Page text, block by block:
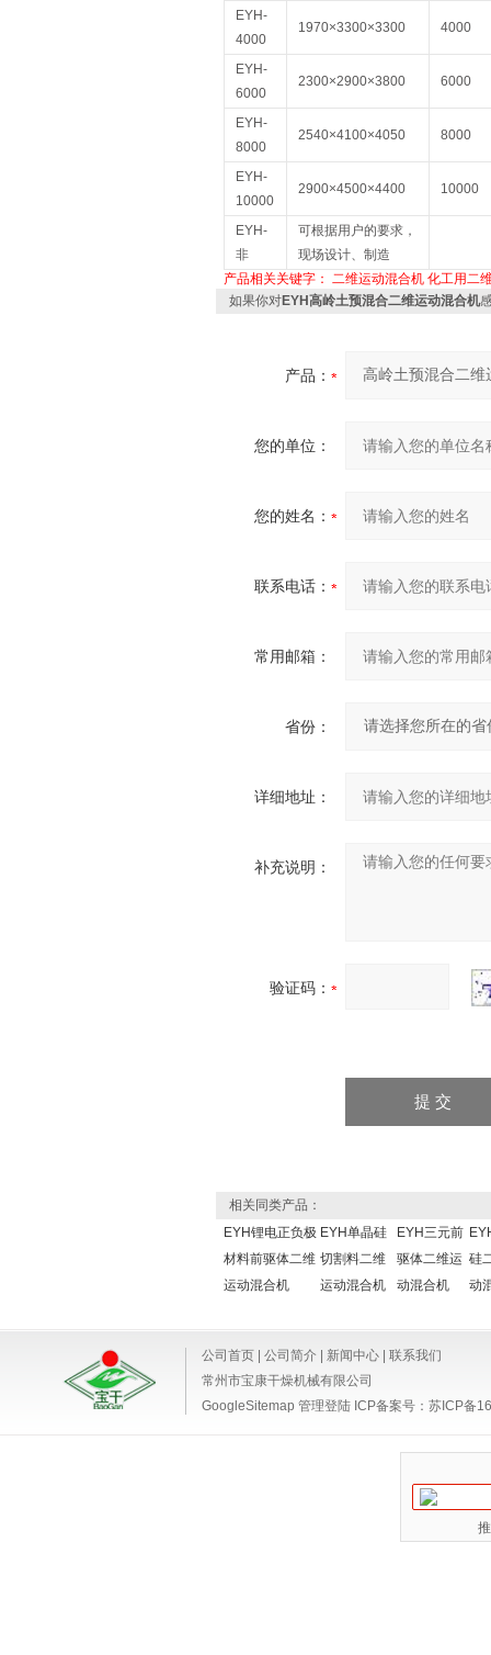
EYH-
4000
1970×3300×3300 4000
EYH-
6000
2300×2900×3800 6000
EYH-
8000
2540×4100×4050 8000
EYH-
10000
2900×4500×4400 10000
EYH-
非
可根据用户的要求，
现场设计、制造
产品相关关键字： 二维运动混合机 化工用二
如果你对EYH高岭土预混合二维运动混合机
产品：
您的单位：
您的姓名：
联系电话：
常用邮箱：
省份：
详细地址：
补充说明：
验证码：
相关同类产品：
EYH锂电正负极
材料前驱体二维
运动混合机
EYH单晶硅
切割料二维
运动混合机
EYH三元前
驱体二维运
动混合机
硅
动
公司首页 公司简介 新闻中心
联系我们
常州市宝康干燥机械有限公司
GoogleSitemap 管理登陆 ICP备案号： 苏ICP备